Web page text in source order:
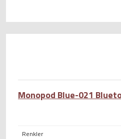
Monopod Blue-021
Renkler